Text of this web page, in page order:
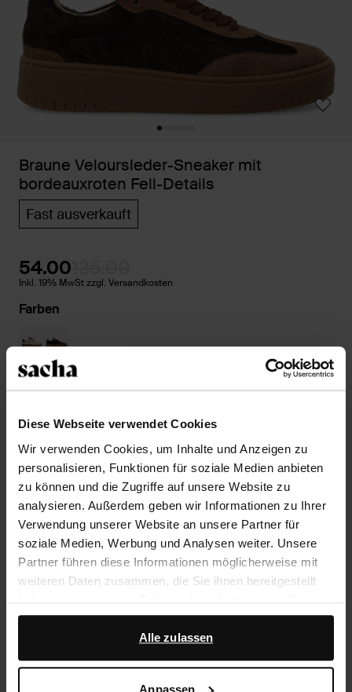
Diese Webseite verwendet Cookies
Wir verwenden Cookies, um Inhalte und Anzeigen zu
personalisieren, Funktionen für soziale Medien anbieten
zu können und die Zugriffe auf unsere Website zu
analysieren. Außerdem geben wir Informationen zu Ihrer
Verwendung unserer Website an unsere Partner für
soziale Medien, Werbung und Analysen weiter. Unsere
Partner führen diese Informationen möglicherweise mit
weiteren Daten zusammen, die Sie ihnen bereitgestellt
haben oder die sie im Rahmen Ihrer Nutzung der Dienste
gesammelt haben.
Darüber hinaus arbeiten wir mit Google zu Werbe- und
Alle zulassen
Anpassen
Braune Veloursleder-Sneaker mit
bordeauxroten Fell-Details
Fast ausverkauft
54.00
Inkl. 19% MwSt zzgl. Versandkosten
Farben
Größe auswählen
Trusted Shop-Gütesiegel
Rechnungskauf
14 Tage Bedenkzeit
Produktbeschreibung
Diese braunen Veloursleder-Sneaker der Marke Sacha
sind mit bordeauxroten Pony-Hair-Details abgesetzt
und haben eine 4 cm dicke Sohle. Pflege die Schuhe